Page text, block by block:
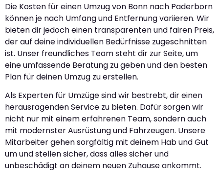
Die Kosten für einen Umzug von Bonn nach Paderborn
können je nach Umfang und Entfernung variieren. Wir
bieten dir jedoch einen transparenten und fairen Preis,
der auf deine individuellen Bedürfnisse zugeschnitten
ist. Unser freundliches Team steht dir zur Seite, um
eine umfassende Beratung zu geben und den besten
Plan für deinen Umzug zu erstellen.
Als Experten für Umzüge sind wir bestrebt, dir einen
herausragenden Service zu bieten. Dafür sorgen wir
nicht nur mit einem erfahrenen Team, sondern auch
mit modernster Ausrüstung und Fahrzeugen. Unsere
Mitarbeiter gehen sorgfältig mit deinem Hab und Gut
um und stellen sicher, dass alles sicher und
unbeschädigt an deinem neuen Zuhause ankommt.